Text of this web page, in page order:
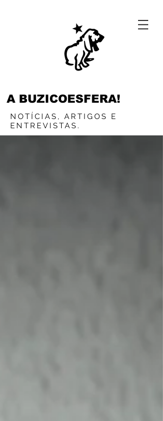
A BUZICOESFERA!
NOTÍCIAS, ARTIGOS E
ENTREVISTAS.